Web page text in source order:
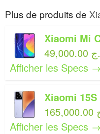
Plus de produits de
Xiaomi Mi
د.ج
Afficher les Specs →
Xiaomi
Afficher les Specs →